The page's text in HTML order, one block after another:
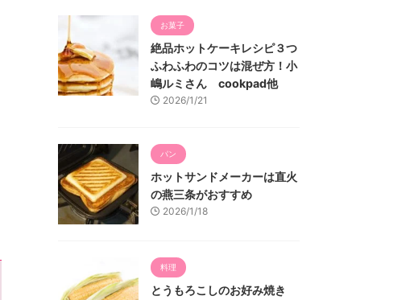
お菓子
絶品ホットケーキレシピ３つ
ふわふわのコツは混ぜ方！小
嶋ルミさん cookpad他
2026/1/21
パン
ホットサンドメーカーは直火
の燕三条がおすすめ
2026/1/18
料理
とうもろこしのお好み焼き